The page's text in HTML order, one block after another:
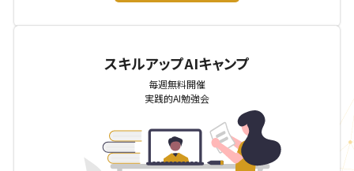
スキルアップAIキャンプ
毎週無料開催
実践的AI勉強会